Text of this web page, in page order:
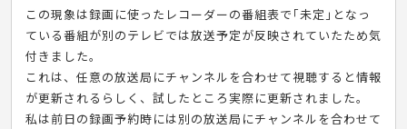
この現象は録画に使ったレコーダーの番組表で｢未定｣となっ
ている番組が別のテレビでは放送予定が反映されていたため気
付きました。
これは、任意の放送局にチャンネルを合わせて視聴すると情報
が更新されるらしく、試したところ実際に更新されました。
私は前日の録画予約時には別の放送局にチャンネルを合わせて